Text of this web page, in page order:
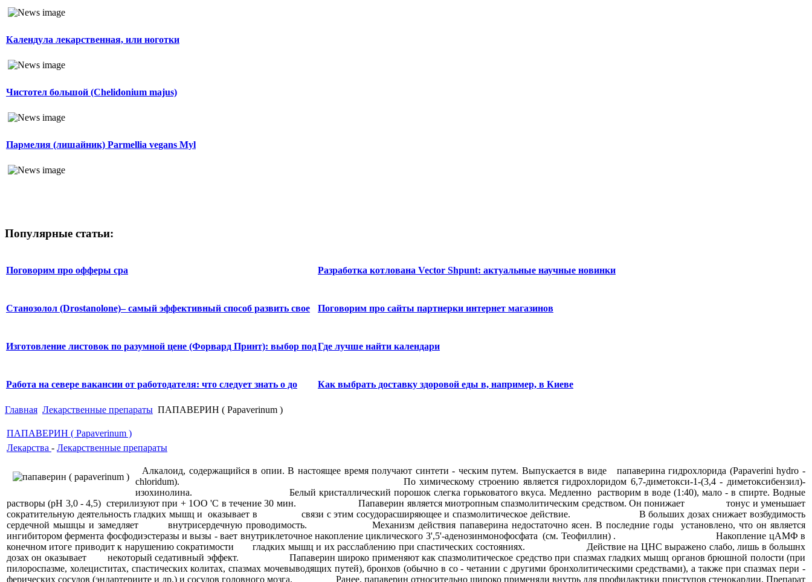
Календула лекарственная, или ноготки
Чистотел большой (Chelidonium majus)
Пармелия (лишайник) Parmellia vegans Myl
Популярные статьи:
Поговорим про офферы cpa Разработка котлована Vector Shpunt: актуальные научные новинки
Станозолол (Drostanolone)– самый эффективный способ развить свое Поговорим про сайты партнерки интернет магазинов
Изготовление листовок по разумной цене (Форвард Принт): выбор подГде лучше найти календари
Работа на севере вакансии от работодателя: что следует знать о до Как выбрать доставку здоровой еды в, например, в Киеве
Главная Лекарственные препараты ПАПАВЕРИН ( Рараvеrinum )
ПАПАВЕРИН ( Рараvеrinum )
Лекарства - Лекарственные препараты
Алкалоид, содержащийся в опии. В настоящее время получают синтети - ческим путем. Выпускается в виде папаверина гидрохлорида (Рараverini hуdro -
chloridum). По химическому строению является гидрохлоридом 6,7-диметокси-1-(3,4 - диметоксибензил)-
изохинолина. Белый кристаллический порошок слегка горьковатого вкуса. Медленно растворим в воде (1:40), мало - в спирте. Водные
растворы (рН 3,0 - 4,5) стерилизуют при + 1ОО 'С в течение 30 мин. Папаверин является миотропным спазмолитическим средством. Он понижает тонус и уменьшает
сократительную деятельность гладких мышц и оказывает в связи с этим сосудорасширяющее и спазмолитическое действие. В больших дозах снижает возбудимость
сердечной мышцы и замедляет внутрисердечную проводимость. Механизм действия папаверина недостаточно ясен. В последние годы установлено, что он является
ингибитором фермента фосфодиэстеразы и вызы - вает внутриклеточное накопление циклического 3',5'-аденозинмонофосфата (см. Теофиллин) . Накопление цАМФ в
конечном итоге приводит к нарушению сократимости гладких мышц и их расслаблению при спастических состояниях. Действие на ЦНС выражено слабо, лишь в большнх
дозах он оказывает некоторый седативный эффект. Папаверин широко применяют как спазмолитическое средство при спазмах гладких мышц органов брюшной полости (при
пилороспазме, холециститах, спастических колитах, спазмах мочевыводящих путей), бронхов (обычно в со - четании с другими бронхолитическими средствами), а также при спазмах пери -
ферических сосудов (эндартериите и др.) и сосудов головного мозга. Ранее, папаверин относительно широко применяли внутрь для профилактики приступов стенокардии. Препарат